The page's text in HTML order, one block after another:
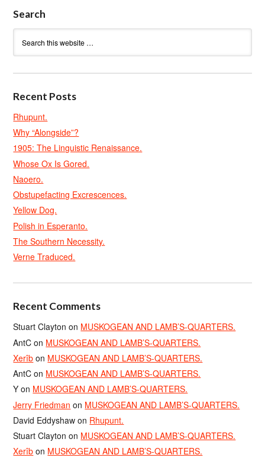
Search
Recent Posts
Rhupunt.
Why “Alongside”?
1905: The Linguistic Renaissance.
Whose Ox Is Gored.
Naoero.
Obstupefacting Excrescences.
Yellow Dog.
Polish in Esperanto.
The Southern Necessity.
Verne Traduced.
Recent Comments
Stuart Clayton on MUSKOGEAN AND LAMB’S-QUARTERS.
AntC on MUSKOGEAN AND LAMB’S-QUARTERS.
Xerîb on MUSKOGEAN AND LAMB’S-QUARTERS.
AntC on MUSKOGEAN AND LAMB’S-QUARTERS.
Y on MUSKOGEAN AND LAMB’S-QUARTERS.
Jerry Friedman on MUSKOGEAN AND LAMB’S-QUARTERS.
David Eddyshaw on Rhupunt.
Stuart Clayton on MUSKOGEAN AND LAMB’S-QUARTERS.
Xerîb on MUSKOGEAN AND LAMB’S-QUARTERS.